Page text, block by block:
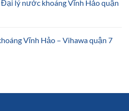
Đại lý nước khoáng Vĩnh Hảo quận
Vĩnh Hảo – Vihawa quận 7